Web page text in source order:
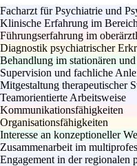
Facharzt für Psychiatrie und
Klinische Erfahrung im
Führungserfahrung im
Diagnostik psychiatrischer
Behandlung im stationären
Supervision und fachliche
Mitgestaltung therapeutischer
Teamorientierte Arbeitsweise
Kommunikationsfähigkeiten
Organisationsfähigkeiten
Interesse an konzeptioneller
Zusammenarbeit im
Engagement in der regionalen